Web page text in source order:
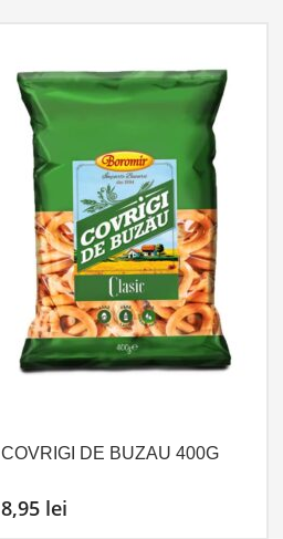
COVRIGI DE BUZAU 400G
8,95 lei